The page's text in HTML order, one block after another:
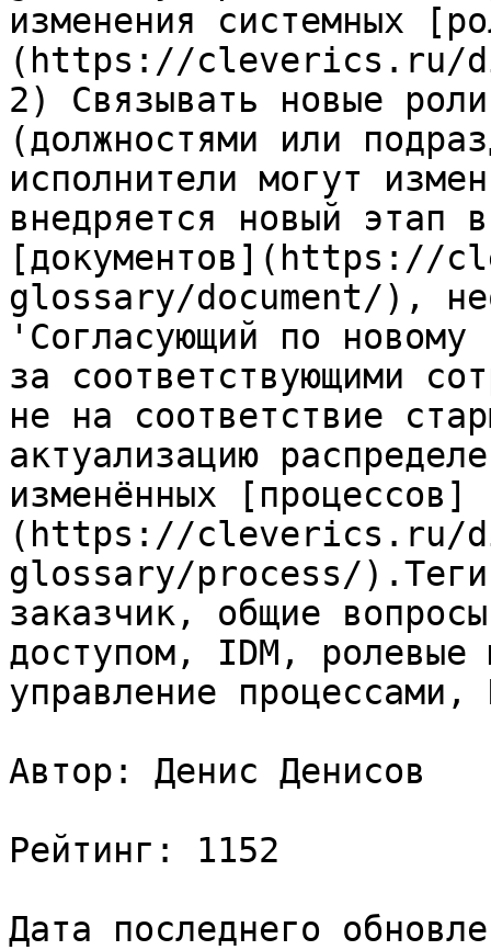
изменения системных
(https://cleverics.ru/
2) Связывать новые
(должностями или
исполнители могут
внедряется новый этап
glossary/document/),
'Согласующий по
за соответствующими
не на соответствие
актуализацию
изменённых [процессов]
(https://cleverics.ru/
glossary/process/
заказчик, общие
доступом, IDM, ролевые
управление процессами,
Автор: Денис Денисов
Рейтинг: 1152
Дата последнего